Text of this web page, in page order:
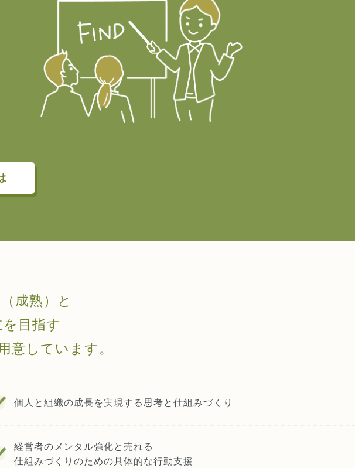
成熟）と
目指す
しています。
個人と組織の成長を実現する思考と仕組みづくり
経営者のメンタル強化と売れる
仕組みづくりのための具体的な行動支援